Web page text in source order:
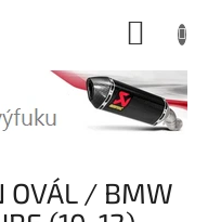
OVÁL / BMW